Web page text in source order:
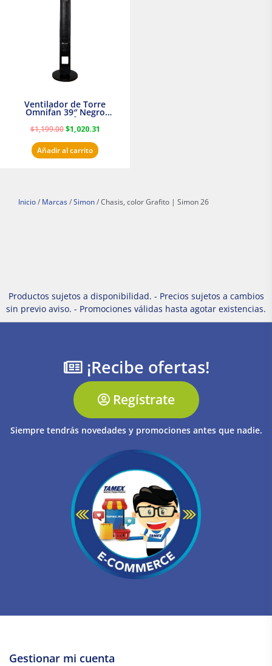
Ventilador de Torre
Omnifan 39″ Negro
Masterfan
$1,199.00
era:
$1,020.31
Añadir al carrito
Inicio / Marcas / Simon / Chasis, color Grafito | Simon 26
Productos sujetos a disponibilidad. - Precios sujetos a cambios
sin previo aviso. - Promociones válidas hasta agotar existencias.
¡Recibe ofertas!
Regístrate
Siempre tendrás novedades y promociones antes que nadie.
Gestionar mi cuenta